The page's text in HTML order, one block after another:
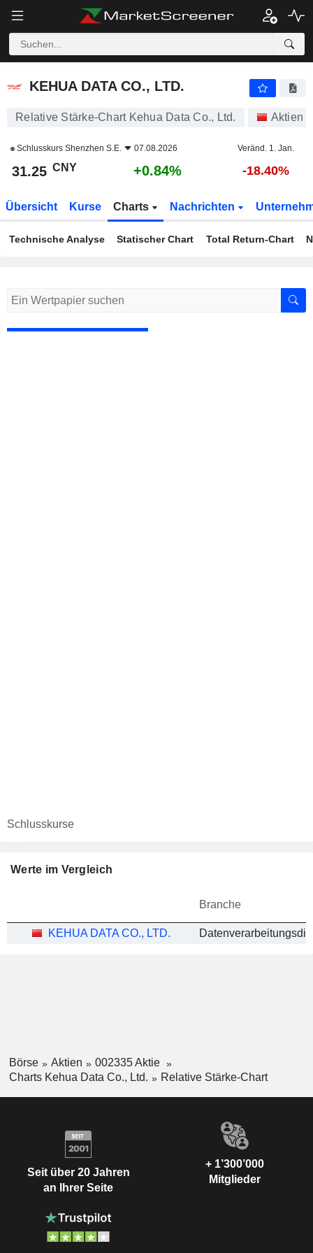
KEHUA DATA CO., LTD.
KEHUA DATA CO., LTD.
Relative Stärke-Chart Kehua Data Co., Ltd. Aktien
Schlusskurs Shenzhen S.E. 07.08.2026 Veränd. 1. Jan.
31.25 CNY +0.84% -18.40%
Übersicht Kurse Charts Nachrichten
Technische Analyse Statischer Chart Total Return-Chart
Schlusskurse
Werte im Vergleich
Branche
KEHUA DATA CO., LTD.
Börse Aktien
002335 Aktie
Charts Kehua Data Co., Ltd.
Relative Stärke-Chart
Seit über 20 Jahren
an Ihrer Seite
+ 1’300’000
Mitglieder